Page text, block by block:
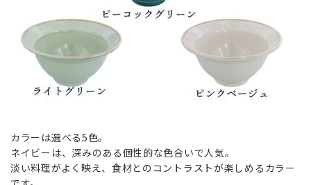
カラーは選べる5色。
ネイビーは、深みのある個性的な色合いで人気。
淡い料理がよく映え、食材とのコントラストが楽しめるカラー